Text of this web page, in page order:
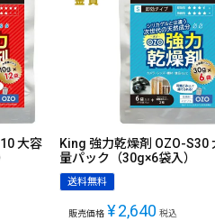
大容
King 強力乾燥剤 OZO-S30
量パック（30g×6袋入）
送料無料
販売価格 ¥2,640 税込